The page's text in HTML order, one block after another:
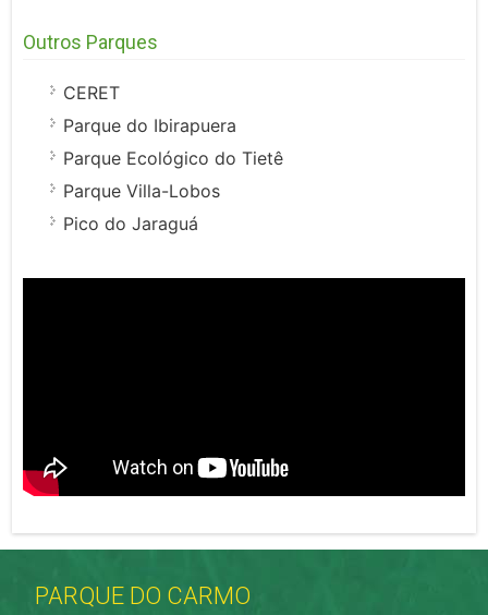
Outros Parques
CERET
Parque do Ibirapuera
Parque Ecológico do Tietê
Parque Villa-Lobos
Pico do Jaraguá
PARQUE DO CARMO